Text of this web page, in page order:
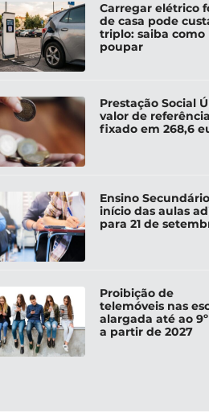
Carregar elétrico
de casa pode
triplo: saiba como
poupar
Prestação Social
valor de referência
fixado em 268,6
Ensino
início das aulas
para 21 de
Proibição de
telemóveis nas
alargada até ao
a partir de 2027